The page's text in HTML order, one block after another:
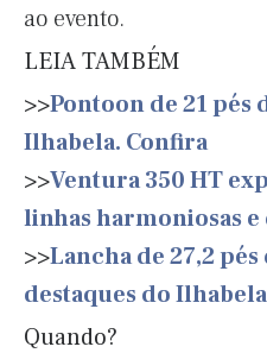
ao evento.
LEIA TAMBÉM
>>Pontoon de 21 pés
Ilhabela. Confira
>>Ventura 350 HT
linhas harmoniosas
>>Lancha de 27,2
destaques do
Quando?